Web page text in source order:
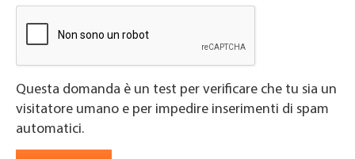
Questa domanda è un test per verificare che tu sia un
visitatore umano e per impedire inserimenti di spam
automatici.